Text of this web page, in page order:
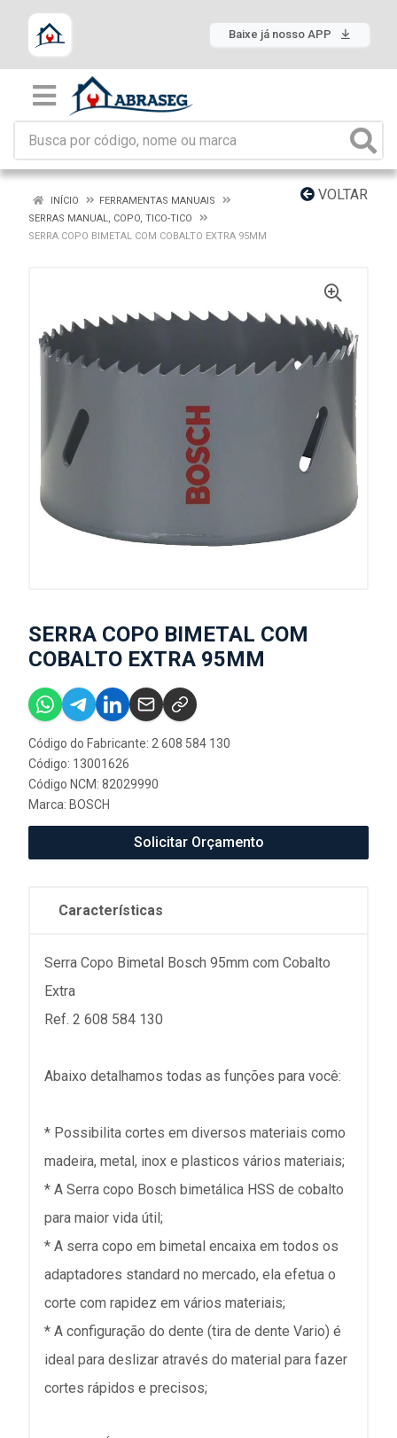
Baixe já nosso APP
VOLTAR
INÍCIO
FERRAMENTAS MANUAIS
SERRAS MANUAL, COPO, TICO-TICO
SERRA COPO BIMETAL COM COBALTO EXTRA 95MM
SERRA COPO BIMETAL COM
COBALTO EXTRA 95MM
Código do Fabricante: 2 608 584 130
Código: 13001626
Código NCM: 82029990
Marca: BOSCH
Solicitar Orçamento
Características
Serra Copo Bimetal Bosch 95mm com Cobalto
Extra
Ref. 2 608 584 130
Abaixo detalhamos todas as funções para você:
* Possibilita cortes em diversos materiais como
madeira, metal, inox e plasticos vários materiais;
* A Serra copo Bosch bimetálica HSS de cobalto
para maior vida útil;
* A serra copo em bimetal encaixa em todos os
adaptadores standard no mercado, ela efetua o
corte com rapidez em vários materiais;
* A configuração do dente (tira de dente Vario) é
ideal para deslizar através do material para fazer
cortes rápidos e precisos;